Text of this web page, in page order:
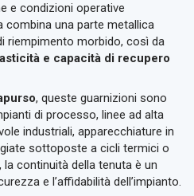
e condizioni operative
combina una parte metallica
riempimento morbido, così da
e capacità di recupero
, queste guarnizioni sono
di processo, linee ad alta
industriali, apparecchiature in
sottoposte a cicli termici o
continuità della tenuta è un
e l’affidabilità dell’impianto.